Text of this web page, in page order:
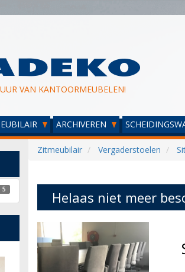
VAN KANTOORMEUBELEN!
ARCHIVEREN
Zitmeubilair Vergaderstoelen
Helaas niet meer
5